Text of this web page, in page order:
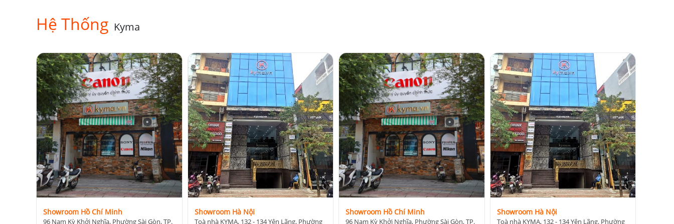
Hệ Thống Kyma
Showroom Hồ Chí Minh
96 Nam Kỳ Khởi Nghĩa, Phường Sài Gòn, TP.
Showroom Hà Nội
Toà nhà KYMA, 132 - 134 Yên Lãng, Phường
Showroom Hồ Chí Minh
96 Nam Kỳ Khởi Nghĩa, Phường Sài Gòn, TP.
Showroom Hà Nội
Toà nhà KYMA, 132 - 134 Yên Lãng, Phường